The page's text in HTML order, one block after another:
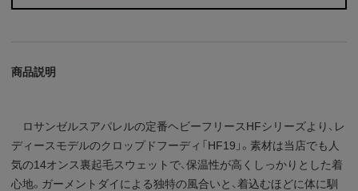
商品説明
ロサンゼルスアパレルの定番ヘビーフリースHFシリーズより、レ
ディースモデルのクロップドフーディ「HF19」。素材は当店でも人
気の14オンス裏起毛スウェットで、保温性が高くしっかりとした着
心地。ガーメントダイによる独特の風合いと、着込むほどに体に馴